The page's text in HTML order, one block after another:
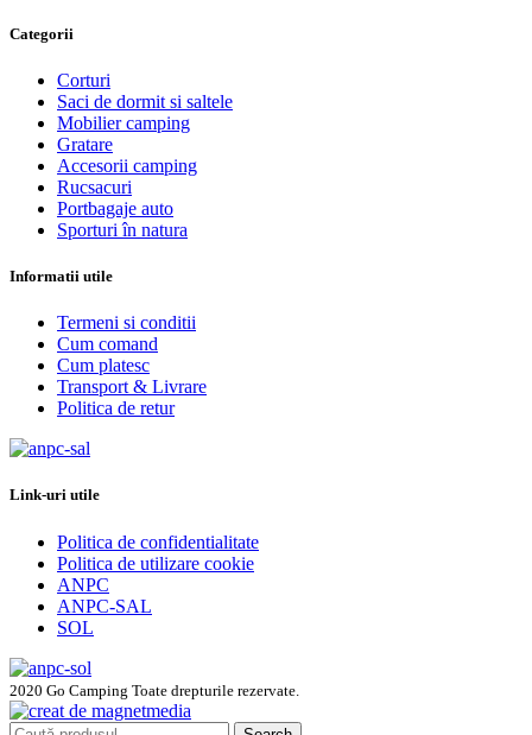
Categorii
Corturi
Saci de dormit si saltele
Mobilier camping
Gratare
Accesorii camping
Rucsacuri
Portbagaje auto
Sporturi în natura
Informatii utile
Termeni si conditii
Cum comand
Cum platesc
Transport & Livrare
Politica de retur
Link-uri utile
Politica de confidentialitate
Politica de utilizare cookie
ANPC
ANPC-SAL
SOL
2020 Go Camping Toate drepturile rezervate.